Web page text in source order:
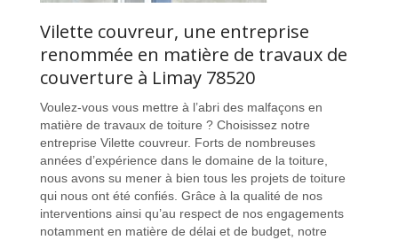
Vilette couvreur, une entreprise
renommée en matière de travaux de
couverture à Limay 78520
Voulez-vous vous mettre à l’abri des malfaçons en
matière de travaux de toiture ? Choisissez notre
entreprise Vilette couvreur. Forts de nombreuses
années d’expérience dans le domaine de la toiture,
nous avons su mener à bien tous les projets de toiture
qui nous ont été confiés. Grâce à la qualité de nos
interventions ainsi qu’au respect de nos engagements
notamment en matière de délai et de budget, notre